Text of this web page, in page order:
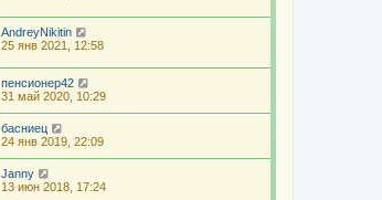
AndreyNikitin
25 янв 2021, 12:58
пенсионер42
31 май 2020, 10:29
басниец
24 янв 2019, 22:09
Janny
13 июн 2018, 17:24